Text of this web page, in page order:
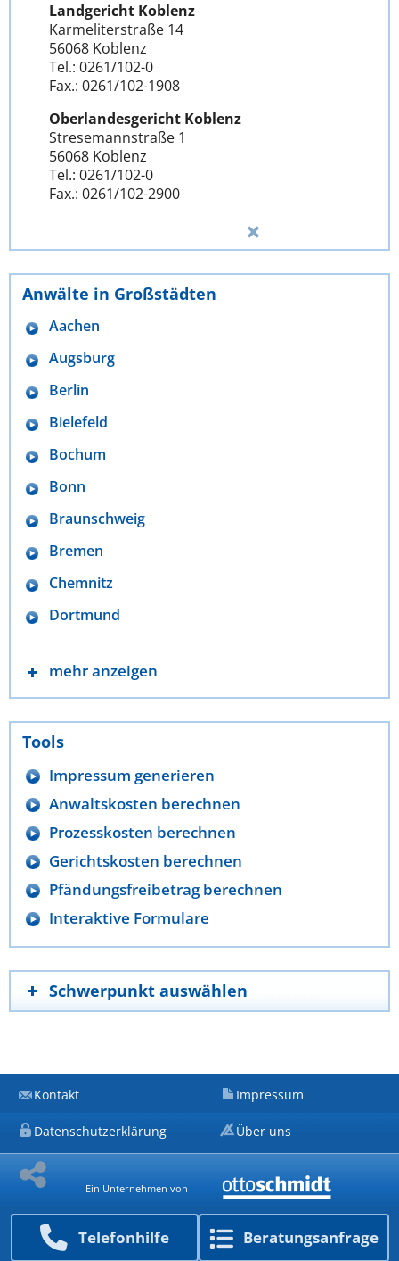
Telefon­hilfe Beratungs­anfrage
Landgericht Koblenz
Karmeliterstraße 14
56068 Koblenz
Tel.: 0261/102-0
Fax.: 0261/102-1908
Oberlandesgericht Koblenz
Stresemannstraße 1
56068 Koblenz
Tel.: 0261/102-0
Fax.: 0261/102-2900
Anwälte in Großstädten
Aachen
Augsburg
Berlin
Bielefeld
Bochum
Bonn
Braunschweig
Bremen
Chemnitz
Dortmund
mehr anzeigen
Tools
Impressum generieren
Anwaltskosten berechnen
Prozesskosten berechnen
Gerichtskosten berechnen
Pfändungsfreibetrag berechnen
Interaktive Formulare
Schwerpunkt auswählen
Kontakt Impressum
Datenschutzerklärung Über uns
Ein Unternehmen von